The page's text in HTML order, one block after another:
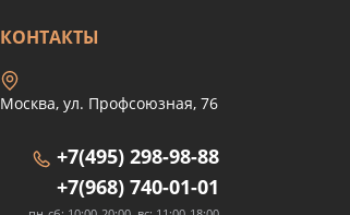
КОНТАКТЫ
Москва, ул. Профсоюзная, 76
+7(495) 298-98-88
+7(968) 740-01-01